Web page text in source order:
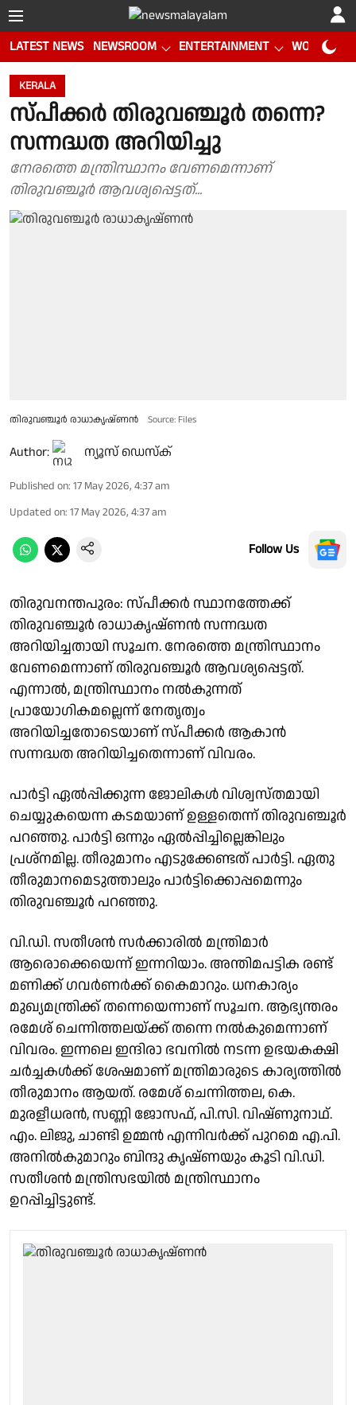
LATEST NEWS NEWSROOM ENTERTAINMENT WORLD CUP
KERALA
സ്പീക്കർ തിരുവഞ്ചൂർ തന്നെ?
സന്നദ്ധത അറിയിച്ചു
നേരത്തെ മന്ത്രിസ്ഥാനം വേണമെന്നാണ്
തിരുവഞ്ചൂർ ആവശ്യപ്പെട്ടത്...
തിരുവഞ്ചൂർ രാധാകൃഷ്ണൻ Source: Files
Author: ന്യൂസ് ഡെസ്ക്
Published on: 17 May 2026, 4:37 am
Updated on: 17 May 2026, 4:37 am
Follow Us
തിരുവനന്തപുരം: സ്പീക്കർ സ്ഥാനത്തേക്ക്
തിരുവഞ്ചൂർ രാധാകൃഷ്ണൻ സന്നദ്ധത
അറിയിച്ചതായി സൂചന. നേരത്തെ മന്ത്രിസ്ഥാനം
വേണമെന്നാണ് തിരുവഞ്ചൂർ ആവശ്യപ്പെട്ടത്.
എന്നാൽ, മന്ത്രിസ്ഥാനം നൽകുന്നത്
പ്രായോഗികമല്ലെന്ന് നേതൃത്വം
അറിയിച്ചതോടെയാണ് സ്പീക്കർ ആകാൻ
സന്നദ്ധത അറിയിച്ചതെന്നാണ് വിവരം.
പാർട്ടി ഏൽപ്പിക്കുന്ന ജോലികൾ വിശ്വസ്തമായി
ചെയ്യുകയെന്ന കടമയാണ് ഉള്ളതെന്ന് തിരുവഞ്ചൂർ
പറഞ്ഞു. പാർട്ടി ഒന്നും ഏൽപ്പിച്ചില്ലെങ്കിലും
പ്രശ്നമില്ല. തീരുമാനം എടുക്കേണ്ടത് പാർട്ടി. ഏതു
തീരുമാനമെടുത്താലും പാർട്ടിക്കൊപ്പമെന്നും
തിരുവഞ്ചൂർ പറഞ്ഞു.
വി.ഡി. സതീശൻ സർക്കാരിൽ മന്ത്രിമാർ
ആരൊക്കെയെന്ന് ഇന്നറിയാം. അന്തിമപട്ടിക രണ്ട്
മണിക്ക് ഗവർണർക്ക് കൈമാറും. ധനകാര്യം
മുഖ്യമന്ത്രിക്ക് തന്നെയെന്നാണ് സൂചന. ആഭ്യന്തരം
രമേശ് ചെന്നിത്തലയ്ക്ക് തന്നെ നൽകുമെന്നാണ്
വിവരം. ഇന്നലെ ഇന്ദിരാ ഭവനിൽ നടന്ന ഉഭയകക്ഷി
ചർച്ചകൾക്ക് ശേഷമാണ് മന്ത്രിമാരുടെ കാര്യത്തിൽ
തീരുമാനം ആയത്. രമേശ് ചെന്നിത്തല, കെ.
മുരളീധരൻ, സണ്ണി ജോസഫ്, പി.സി. വിഷ്ണുനാഥ്.
എം. ലിജു, ചാണ്ടി ഉമ്മൻ എന്നിവർക്ക് പുറമെ എ.പി.
അനിൽകുമാറും ബിന്ദു കൃഷ്ണയും കൂടി വി.ഡി.
സതീശൻ മന്ത്രിസഭയിൽ മന്ത്രിസ്ഥാനം
ഉറപ്പിച്ചിട്ടുണ്ട്.